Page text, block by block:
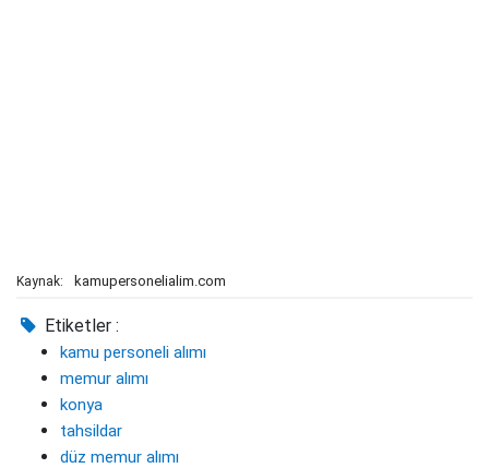
Kaynak: kamupersonelialim.com
Etiketler :
kamu personeli alımı
memur alımı
konya
tahsildar
düz memur alımı